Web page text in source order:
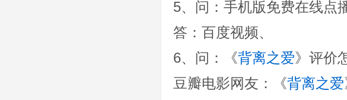
5、问：手机版免费在线点
答：百度视频、
6、问：《背离之爱》评价
豆瓣电影网友：《背离之爱